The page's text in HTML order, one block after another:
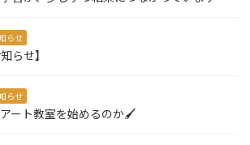
らせ
らせ】
らせ
ート教室を始めるのか🖌️